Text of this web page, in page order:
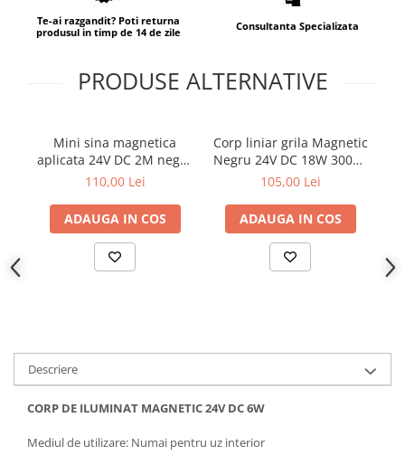
Proiectoare LED magazin pe
sina 220V
Profil Banda LED
Accesorii profile led
Profil led aplicat
Profil LED colt
Profil led incastrat
Proiectoare LED
Sursa Banda Led
Sursa Alimentare 24V
Te-ai razgandit? Poti returna
produsul in timp de 14 de zile
Consultanta Specializata
PRODUSE ALTERNATIVE
Mini sina magnetica
aplicata 24V DC 2M negru
mat
110,00 Lei
ADAUGA IN COS
Corp liniar grila Magnetic
Negru 24V DC 18W 3000K
1046LM 24° RA90
105,00 Lei
ADAUGA IN COS
Descriere
CORP DE ILUMINAT MAGNETIC 24V DC 6W
Mediul de utilizare: Numai pentru uz interior